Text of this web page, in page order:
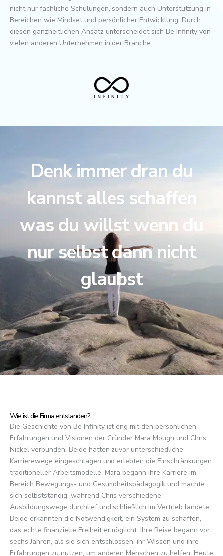
nicht nur fachliche Schulungen, sondern auch Unterstützung in
Bereichen wie Mindset und persönlicher Entwicklung. Durch
diesen ganzheitlichen Ansatz unterscheidet sich Be Infinity von
vielen anderen Unternehmen in der Branche.
Denk immer dran du
kannst alles schaffen
was du willst wenn du
nur selbst dann nicht
glaubst
Wie ist die Firma entstanden?
Die Geschichte von Be Infinity ist eng mit den persönlichen
Erfahrungen und Visionen der Gründer Mara Mough und Chris
Nickel verbunden. Beide hatten zuvor unterschiedliche
Karrierewege eingeschlagen und erlebten die Einschränkungen
traditioneller Arbeitsmodelle. Mara begann ihre Karriere im
Bereich Bewegungs- und Gesundheitspädagogik und machte
sich selbstständig, während Chris verschiedene
Ausbildungswege durchlief und schließlich im Vertrieb landete.
Beide erkannten die Notwendigkeit, ein System zu schaffen,
das echte finanzielle Freiheit ermöglicht. Ihre Reise begann vor
sechs Jahren, als sie sich entschlossen, ihr Wissen und ihre
Erfahrungen zu nutzen, um anderen Menschen zu helfen. Heute